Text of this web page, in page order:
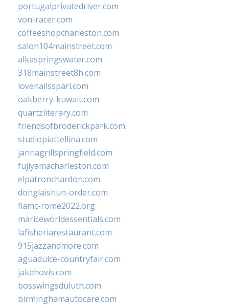
portugalprivatedriver.com
von-racer.com
coffeeshopcharleston.com
salon104mainstreet.com
alkaspringswater.com
318mainstreet8h.com
lovenailsspari.com
oakberry-kuwait.com
quartzliterary.com
friendsofbroderickpark.com
studiopiattellina.com
jannagrillspringfield.com
fujiyamacharleston.com
elpatronchardon.com
donglaishun-order.com
fiamc-rome2022.org
mariceworldessentials.com
lafisheriarestaurant.com
915jazzandmore.com
aguadulce-countryfair.com
jakehovis.com
bosswingsduluth.com
birminghamautocare.com